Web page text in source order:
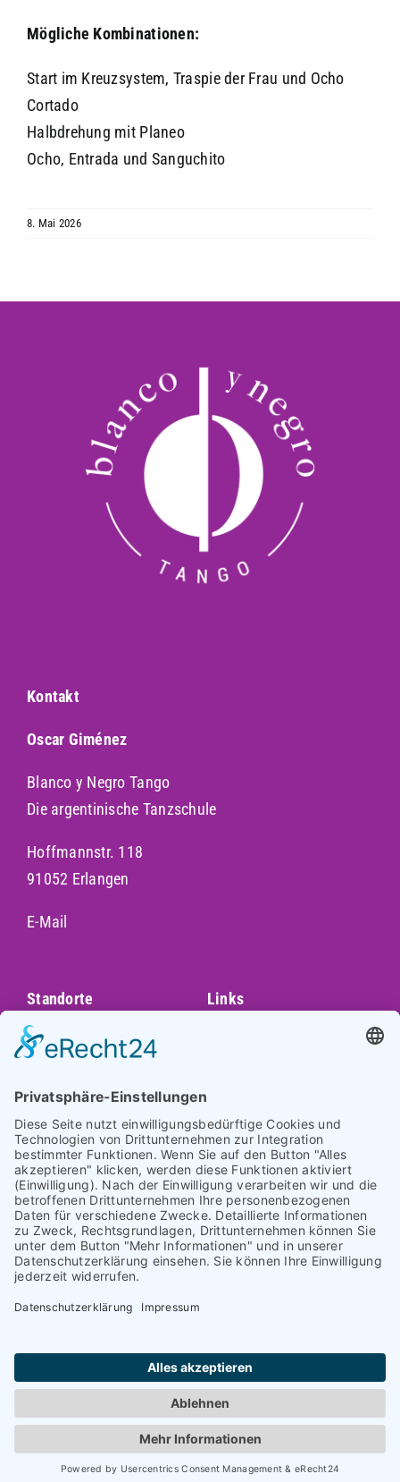
Mögliche Kombinationen:
Start im Kreuzsystem, Traspie der Frau und Ocho
Cortado
Halbdrehung mit Planeo
Ocho, Entrada und Sanguchito
8. Mai 2026
Kontakt
Oscar Giménez
Blanco y Negro Tango
Die argentinische Tanzschule
Hoffmannstr. 118
91052 Erlangen
E-Mail
Standorte
Augsburg
Darmstadt
Frankfurt
Heidelberg
Hofheim am
Taunus
Mannheim
München
Nürnberg
Regensburg
Links
Impressum
Datenschutz
Cookie-Einstellungen
Copyright Blanco y Negro 2024 | Powered by
Marketing